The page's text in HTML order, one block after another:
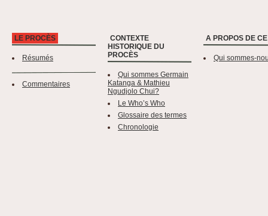
LE PROCÈS
Résumés
Commentaires
CONTEXTE
HISTORIQUE DU
PROCÈS
Qui sommes Germain
Katanga & Mathieu
Ngudjolo Chui?
Le Who’s Who
Glossaire des termes
Chronologie
A PROPOS DE
Qui sommes-